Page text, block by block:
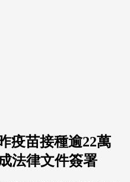
疫苗接種逾22萬
法律文件簽署